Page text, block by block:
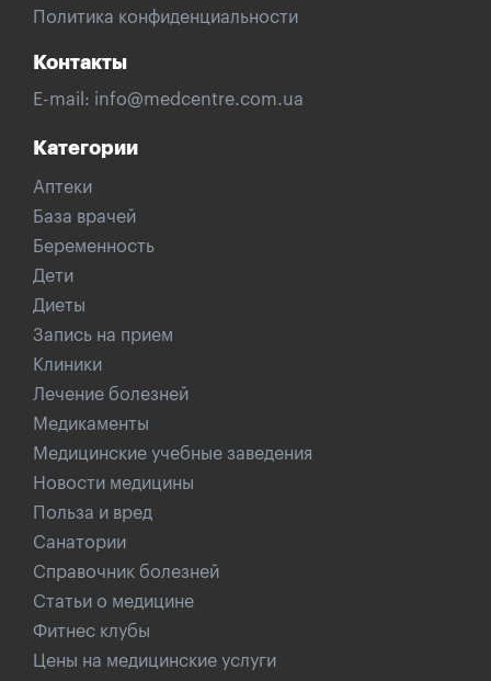
Политика конфиденциальности
Контакты
E-mail: info@medcentre.com.ua
Категории
Аптеки
База врачей
Беременность
Дети
Диеты
Запись на прием
Клиники
Лечение болезней
Медикаменты
Медицинские учебные заведения
Новости медицины
Польза и вред
Санатории
Справочник болезней
Статьи о медицине
Фитнес клубы
Цены на медицинские услуги